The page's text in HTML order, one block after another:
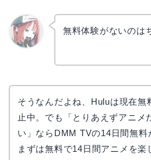
無料体験がないのは
そうなんだよね、Huluは現在無
止中。でも「とりあえずアニメ
い」ならDMM TVの14日間無料
まずは無料で14日間アニメを楽